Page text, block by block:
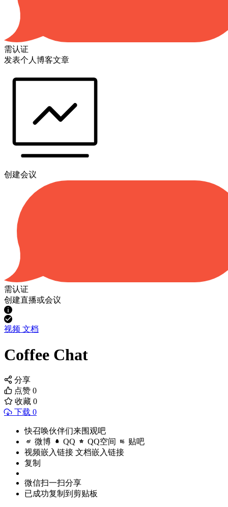
需认证
发表个人博客文章
创建会议
需认证
创建直播或会议
视频 文档
Coffee Chat
分享
点赞 0
收藏 0
下载 0
快召唤伙伴们来围观吧
微博 QQ QQ空间 贴吧
视频嵌入链接 文档嵌入链接
复制
微信扫一扫分享
已成功复制到剪贴板